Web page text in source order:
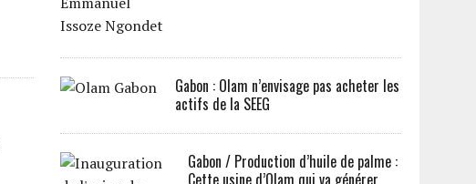
Gabon : Olam n’envisage pas acheter les
actifs de la SEEG
Gabon / Production d’huile de palme :
Cette usine d’Olam qui va générer